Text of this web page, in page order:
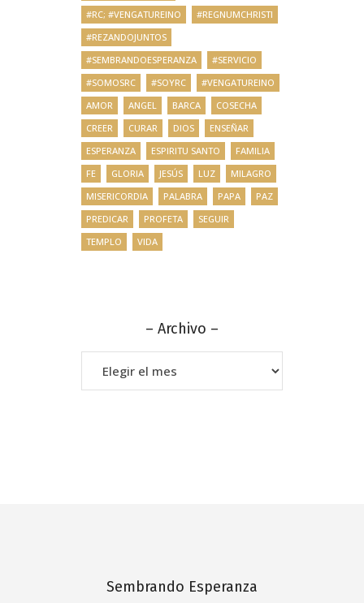
#RC; #VENGATUREINO
#REGNUMCHRISTI
#REZANDOJUNTOS
#SEMBRANDOESPERANZA
#SERVICIO
#SOMOSRC
#SOYRC
#VENGATUREINO
AMOR
ANGEL BARCA
COSECHA
CREER
CURAR DIOS
ENSEÑAR
ESPERANZA
ESPIRITU SANTO
FAMILIA
FE
GLORIA JESÚS LUZ
MILAGRO
MISERICORDIA
PALABRA PAPA
PAZ
PREDICAR
PROFETA
SEGUIR
TEMPLO
VIDA
– Archivo –
–
Archivo
–
Sembrando Esperanza